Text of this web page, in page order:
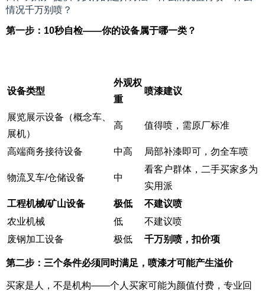
情况千万别喷？
第一步：10秒自检——你的设备属于哪一类？
设备类型
外观权
重
喷漆建议
展览展示设备（概念车、
展机）
高 值得喷，需原厂标准
高端商务接待设备 中高 局部补漆即可，勿全车喷
物流叉车/仓储设备 中
看客户群体，二手买家多为
实用派
工程机械/矿山设备
极低
不建议喷
农业机械
低
不建议喷
废钢加工设备
极低 千万别喷，扣价项
第二步：三个条件必须同时满足，喷漆才可能产生溢价
买家是人，不是机构——个人买家可能为颜值付费，专业回